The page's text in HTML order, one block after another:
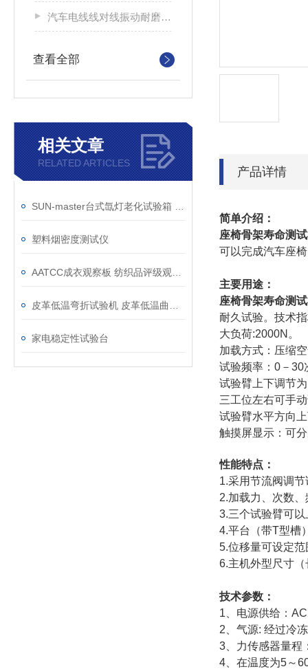
汽车电线线对线振动耐磨试验机
查看全部
相关文章
RELATED ARTICLES
塑料烟密度测试仪
家电稳定性试验台
产品详情
简单介绍：
座椅骨架寿命测
可以完成汽车座
主要用途：
座椅骨架寿命测
耐久试验。技术
大负荷:2000N。
加载方式：压缩
试验频率：0－30
试验臂上下调节
三工位左右可手
试验臂水平方向
触摸屏显示：可
性能特点：
1.采用节流阀调
2.加载力、次数
3.三个试验臂可
4.平台（带T型槽
5.位移量可设定
6.主机外型尺寸
技术参数：
1、电源供给：
2、气源: 经过冷
3、力传感器量程
4、在温度为5～